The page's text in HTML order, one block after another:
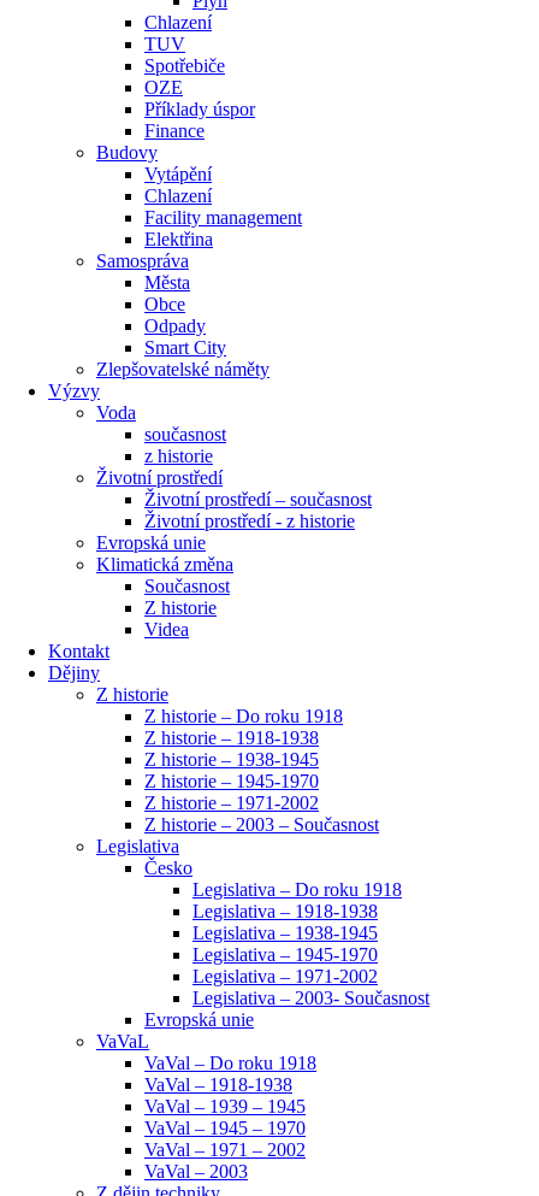
Chlazení
TUV
Spotřebiče
OZE
Příklady úspor
Finance
Budovy
Vytápění
Chlazení
Facility management
Elektřina
Samospráva
Města
Obce
Odpady
Smart City
Zlepšovatelské náměty
Výzvy
Voda
současnost
z historie
Životní prostředí
Životní prostředí – současnost
Životní prostředí ​- z historie
Evropská unie
Klimatická změna
Současnost
Z historie
Videa
Kontakt
Dějiny
Z historie
Z historie – Do roku 1918
Z historie – 1918-1938
Z historie – 1938-1945
Z historie – 1945-1970
Z historie – 1971-2002
Z historie – 2003 – Současnost
Legislativa
Česko
Legislativa – Do roku 1918
Legislativa – 1918-1938
Legislativa – 1938-1945
Legislativa – 1945-1970
Legislativa – 1971-2002
Legislativa – 2003- Současnost
Evropská unie
VaVaL
VaVal – Do roku 1918
VaVal – 1918-1938
VaVal – 1939 – 1945
VaVal – 1945 – 1970
VaVal – 1971 – 2002
VaVal – 2003